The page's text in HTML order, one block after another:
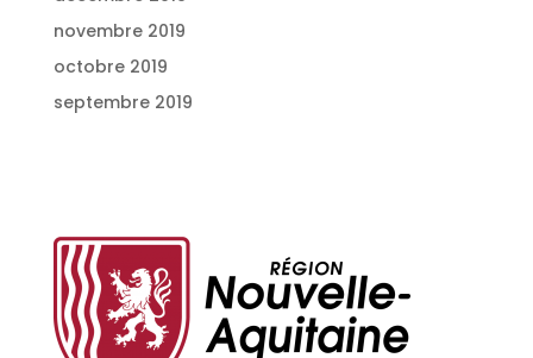
novembre 2019
octobre 2019
septembre 2019